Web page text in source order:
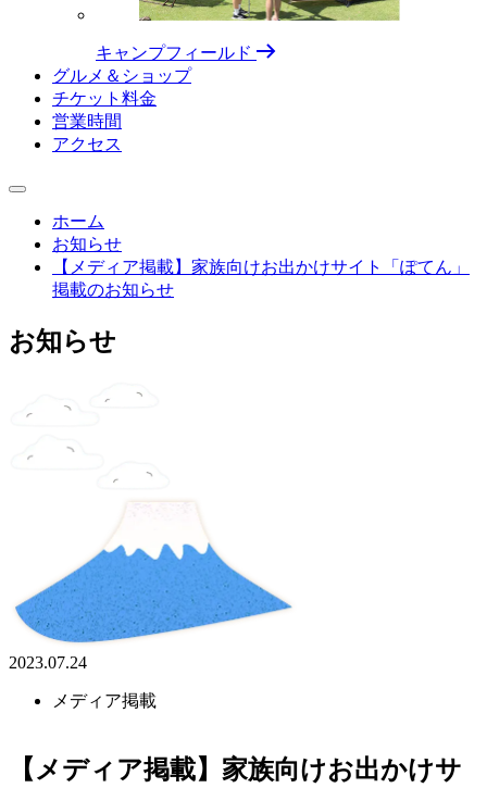
キャンプフィールド
グルメ＆ショップ
チケット料⾦
営業時間
アクセス
ホーム
お知らせ
【メディア掲載】家族向けお出かけサイト「ぽてん」
掲載のお知らせ
お知らせ
2023.07.24
メディア掲載
【メディア掲載】家族向けお出かけサ